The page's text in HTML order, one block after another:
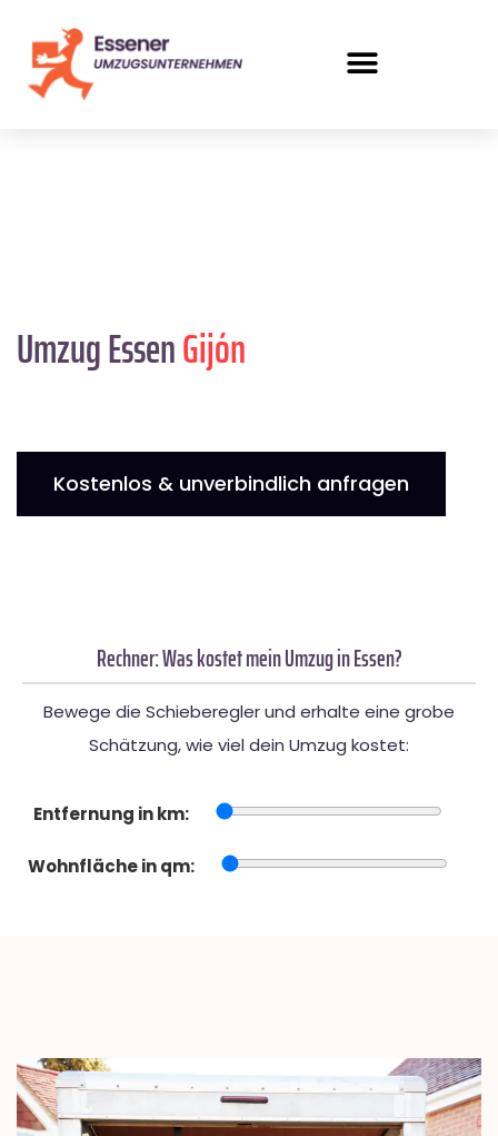
Umzug EssenGijón
Kostenlos & unverbindlich anfragen
Rechner: Was kostet mein Umzug in Essen?
Bewege die Schieberegler und erhalte eine grobe
Schätzung, wie viel dein Umzug kostet:
Entfernung in km:
Wohnfläche in qm: